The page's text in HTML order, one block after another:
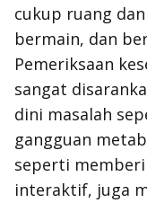
cukup ruang
bermain, dan
Pemeriksaan
sangat
dini masalah
gangguan
seperti
interaktif, juga